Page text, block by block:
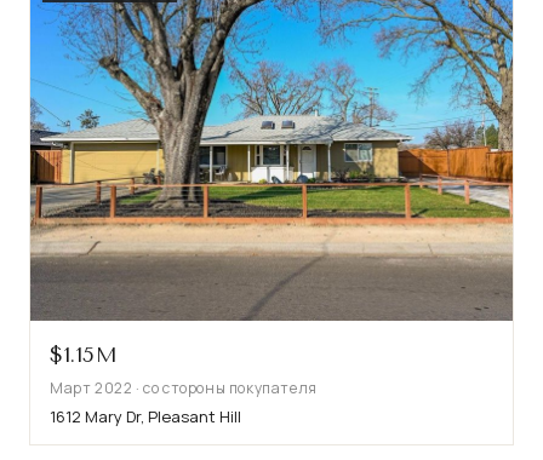
$1.15M
Март 2022 · со стороны покупателя
1612 Mary Dr, Pleasant Hill